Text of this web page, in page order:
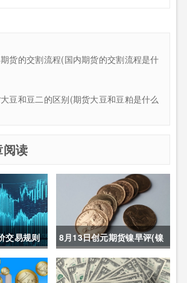
货的交割流程(国内期货的交割流程是什
豆和豆二的区别(期货大豆和豆粕是什么
读
交易规则
交易规则
8月13日创元期货镍早评(镍
期货长期趋势)